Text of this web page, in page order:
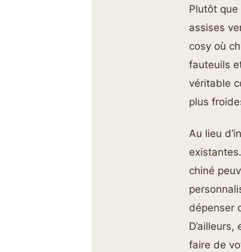
Plutôt que
assises
cosy où
fauteuils
véritable
plus
Au lieu
chiné
dépenser
faire de